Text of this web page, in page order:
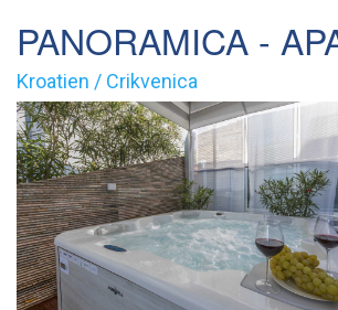
PANORAMICA -
Kroatien / Crikvenica